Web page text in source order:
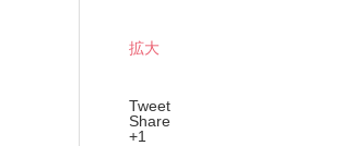
拡大
Tweet
Share
+1